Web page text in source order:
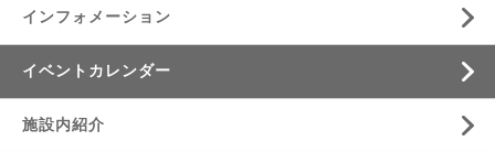
インフォメーション
イベントカレンダー
施設内紹介